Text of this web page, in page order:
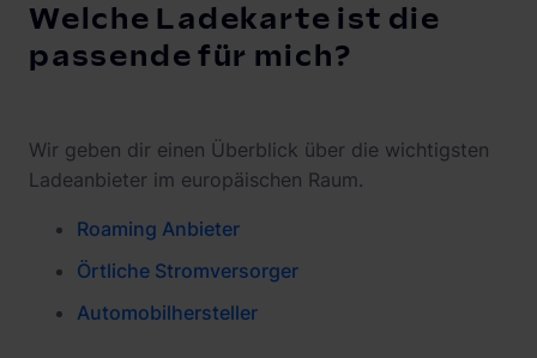
Welche Ladekarte ist die
passende für mich?
Wir geben dir einen Überblick über die wichtigsten
Ladeanbieter im europäischen Raum.
Roaming Anbieter
Örtliche Stromversorger
Automobilhersteller